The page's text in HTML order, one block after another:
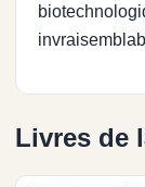
Livres de